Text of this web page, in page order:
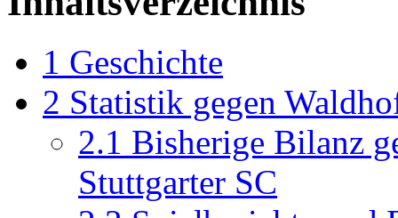
1 Geschichte
2 Statistik gegen
2.1 Bisherige Bilanz
Stuttgarter SC